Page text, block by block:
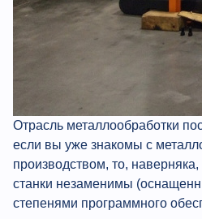
Отрасль металлообработки
если вы уже знакомы с
производством, то,
станки незаменимы
степенями программного